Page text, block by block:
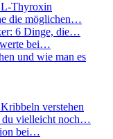
Thyroxin
die möglichen…
6 Dinge, die…
bei…
und wie man es
verstehen
du vielleicht noch…
bei…